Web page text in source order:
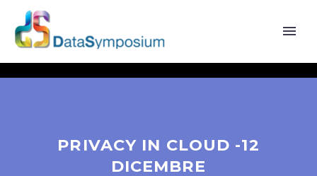
PRIVACY IN CLOUD -12
DICEMBRE